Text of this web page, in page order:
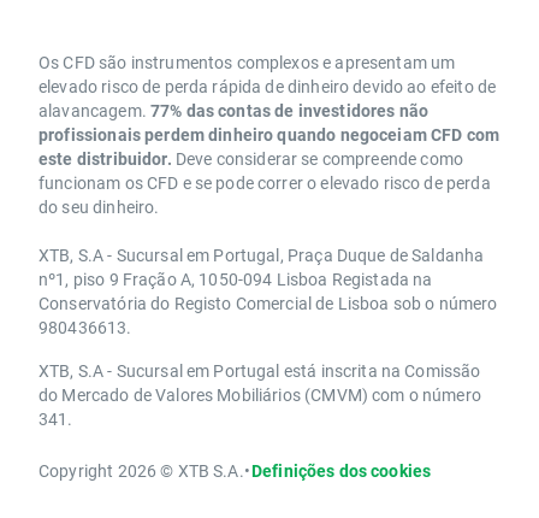
Os CFD são instrumentos complexos e apresentam um
elevado risco de perda rápida de dinheiro devido ao efeito de
alavancagem. 77% das contas de investidores não
profissionais perdem dinheiro quando negoceiam CFD com
este distribuidor. Deve considerar se compreende como
funcionam os CFD e se pode correr o elevado risco de perda
do seu dinheiro.
XTB, S.A - Sucursal em Portugal, Praça Duque de Saldanha
nº1, piso 9 Fração A, 1050-094 Lisboa Registada na
Conservatória do Registo Comercial de Lisboa sob o número
980436613.
XTB, S.A - Sucursal em Portugal está inscrita na Comissão
do Mercado de Valores Mobiliários (CMVM) com o número
341.
Copyright 2026 © XTB S.A.•Definições dos cookies